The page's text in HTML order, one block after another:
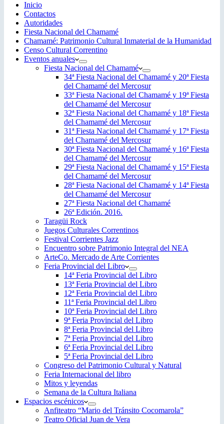
Inicio
Contactos
Autoridades
Fiesta Nacional del Chamamé
Chamamé: Patrimonio Cultural Inmaterial de la Humanidad
Censo Cultural Correntino
Eventos anuales
Fiesta Nacional del Chamamé
34ª Fiesta Nacional del Chamamé y 20ª Fiesta
del Chamamé del Mercosur
33ª Fiesta Nacional del Chamamé y 19ª Fiesta
del Chamamé del Mercosur
32ª Fiesta Nacional del Chamamé y 18ª Fiesta
del Chamamé del Mercosur
31ª Fiesta Nacional del Chamamé y 17ª Fiesta
del Chamamé del Mercosur
30ª Fiesta Nacional del Chamamé y 16ª Fiesta
del Chamamé del Mercosur
29ª Fiesta Nacional del Chamamé y 15ª Fiesta
del Chamamé del Mercosur
28ª Fiesta Nacional del Chamamé y 14ª Fiesta
del Chamamé del Mercosur
27ª Fiesta Nacional del Chamamé
26ª Edición. 2016.
Taragüi Rock
Juegos Culturales Correntinos
Festival Corrientes Jazz
Encuentro sobre Patrimonio Integral del NEA
ArteCo. Mercado de Arte Corrientes
Feria Provincial del Libro
14ª Feria Provincial del Libro
13ª Feria Provincial del Libro
12ª Feria Provincial del Libro
11ª Feria Provincial del Libro
10ª Feria Provincial del Libro
9ª Feria Provincial del Libro
8ª Feria Provincial del Libro
7ª Feria Provincial del Libro
6ª Feria Provincial del Libro
5ª Feria Provincial del Libro
Congreso del Patrimonio Cultural y Natural
Feria Internacional del libro
Mitos y leyendas
Semana de la Cultura Italiana
Espacios escénicos
Anfiteatro “Mario del Tránsito Cocomarola”
Teatro Oficial Juan de Vera